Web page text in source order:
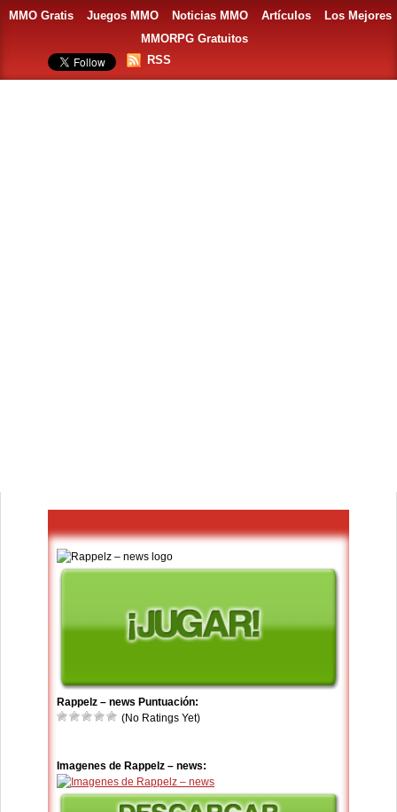
MMO Gratis Juegos MMO Noticias MMO Artículos
Los Mejores
MMORPG Gratuitos
RSS
Rappelz – news Puntuación:
(No Ratings Yet)
Imagenes de Rappelz – news: